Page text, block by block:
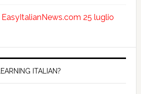
EasyItalianNews.com 25 luglio
LEARNING ITALIAN?